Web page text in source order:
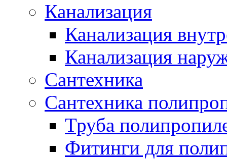
Канализация
Канализация
Канализация
Сантехника
Сантехника
Труба
Фитинги для